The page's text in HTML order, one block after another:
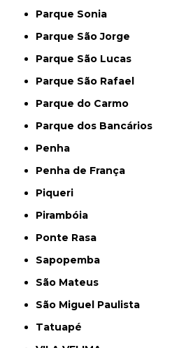
Parque Sonia
Parque São Jorge
Parque São Lucas
Parque São Rafael
Parque do Carmo
Parque dos Bancários
Penha
Penha de França
Piqueri
Pirambóia
Ponte Rasa
Sapopemba
São Mateus
São Miguel Paulista
Tatuapé